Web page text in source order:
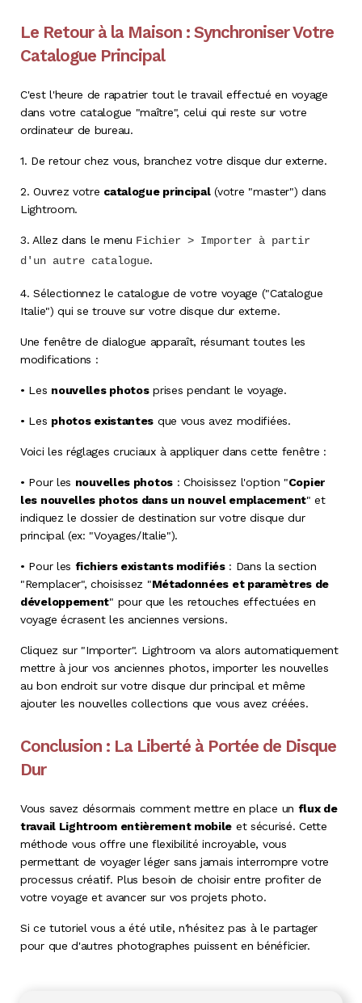
Le Retour à la Maison : Synchroniser Votre
Catalogue Principal
C'est l'heure de rapatrier tout le travail effectué en voyage
dans votre catalogue "maître", celui qui reste sur votre
ordinateur de bureau.
1. De retour chez vous, branchez votre disque dur externe.
2.Ouvrez votre catalogue principal(votre "master") dans
Lightroom.
3. Allez dans le menu Fichier > Importer à partir
d'un autre catalogue.
4.Sélectionnez le catalogue de votre voyage ("Catalogue
Italie") qui se trouve sur votre disque dur externe.
Une fenêtre de dialogue apparaît, résumant toutes les
modifications :
• Les nouvelles photosprises pendant le voyage.
• Les photos existantes que vous avez modifiées.
Voici les réglages cruciaux à appliquer dans cette fenêtre :
• Pour les nouvelles photos: Choisissez l'option "Copier
les nouvelles photos dans un nouvel emplacement" et
indiquez le dossier de destination sur votre disque dur
principal (ex: "Voyages/Italie").
• Pour les fichiers existants modifiés: Dans la section
"Remplacer", choisissez "Métadonnées et paramètres de
développement" pour que les retouches effectuées en
voyage écrasent les anciennes versions.
Cliquez sur "Importer". Lightroom va alors automatiquement
mettre à jour vos anciennes photos, importer les nouvelles
au bon endroit sur votre disque dur principal et même
ajouter les nouvelles collections que vous avez créées.
Conclusion : La Liberté à Portée de Disque
Dur
Vous savez désormais comment mettre en place un flux de
travail Lightroom entièrement mobile et sécurisé. Cette
méthode vous offre une flexibilité incroyable, vous
permettant de voyager léger sans jamais interrompre votre
processus créatif. Plus besoin de choisir entre profiter de
votre voyage et avancer sur vos projets photo.
Si ce tutoriel vous a été utile, n'hésitez pas à le partager
pour que d'autres photographes puissent en bénéficier.